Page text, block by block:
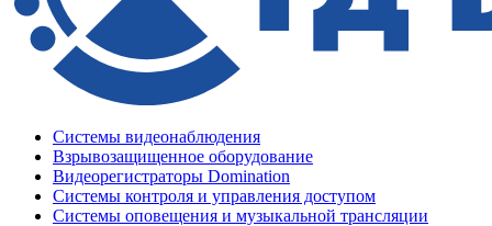
Системы видеонаблюдения
Взрывозащищенное оборудование
Видеорегистраторы Domination
Системы контроля и управления доступом
Системы оповещения и музыкальной трансляции